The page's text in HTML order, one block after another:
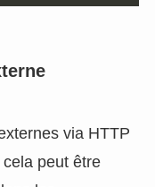
via HTTP
peut être